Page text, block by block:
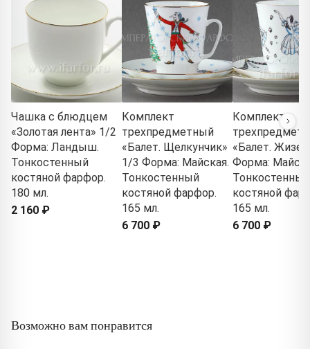
Чашка с блюдцем
«Золотая лента» 1/2
Форма: Ландыш.
Тонкостенный
костяной фарфор.
180 мл.
2 160 ₽
Комплект
трехпредметный
«Балет. Щелкунчик»
1/3 Форма: Майская.
Тонкостенный
костяной фарфор.
165 мл.
6 700 ₽
Комплект
«Балет.
Форма:
Тонкостенный
костяной
165 мл.
6 700 ₽
Возможно вам понравится